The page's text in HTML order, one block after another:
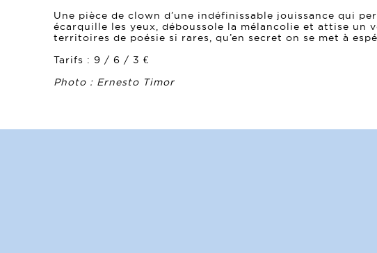
Une pièce de clown d’une indéfinissable jouissance qui
écarquille les yeux, déboussole la mélancolie et attise un
territoires de poésie si rares, qu’en secret on se met à
Tarifs : 9 / 6 / 3 €
Photo : Ernesto Timor